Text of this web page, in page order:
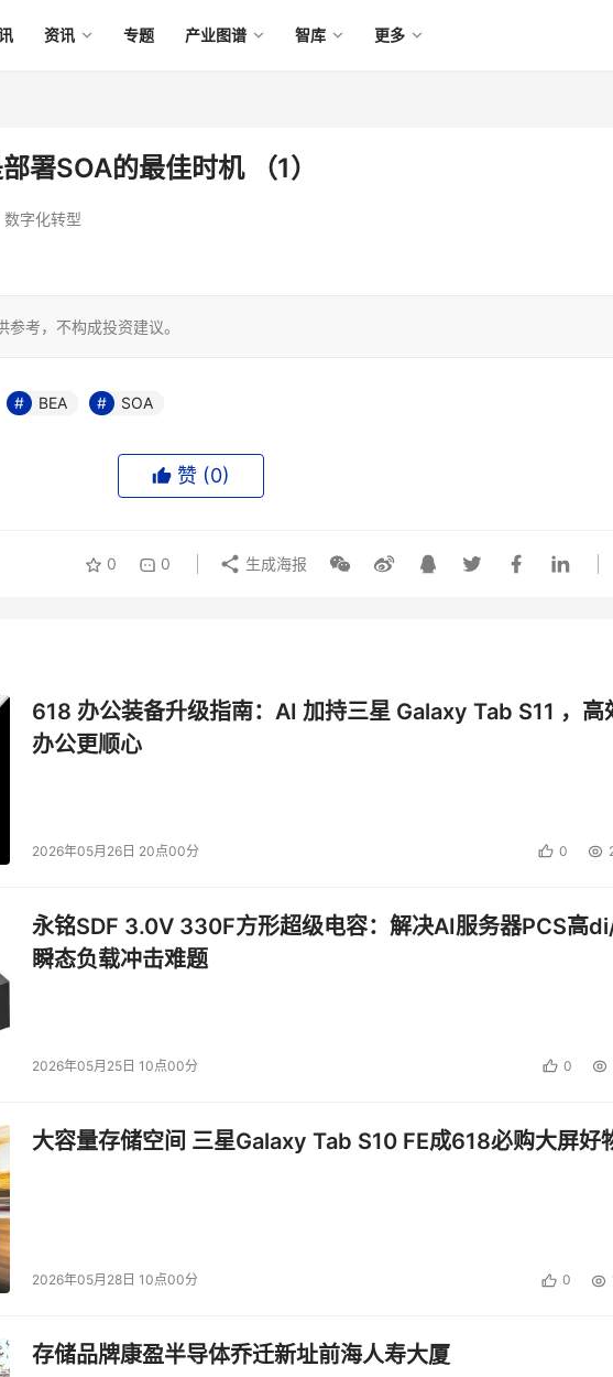
资讯 专题 产业图谱 智库 更多
署SOA的最佳时机 （1）
数字化转型
考，不构成投资建议。
BEA SOA
赞 (0)
0 0 生成海报
618 办公装备升级指南：AI 加持三星 Galaxy Tab S11 ，高
办公更顺心
2026年05月26日 20点00分 0
永铭SDF 3.0V 330F方形超级电容：解决AI服务器PCS高
瞬态负载冲击难题
2026年05月25日 10点00分 0
大容量存储空间 三星Galaxy Tab S10 FE成618必购大屏好
2026年05月28日 10点00分 0
存储品牌康盈半导体乔迁新址前海人寿大厦